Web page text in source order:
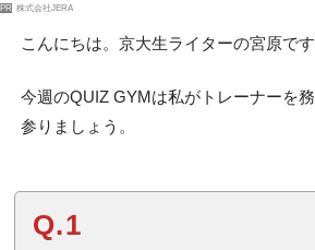
PR 株式会社JERA
こんにちは。京大生ライターの宮原です
今週のQUIZ GYMは私がトレーナーを
参りましょう。
Q.1